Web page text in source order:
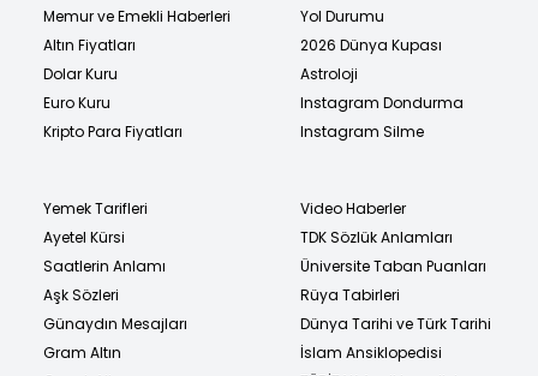
Memur ve Emekli Haberleri
Altın Fiyatları
Dolar Kuru
Euro Kuru
Kripto Para Fiyatları
Yol Durumu
2026 Dünya Kupası
Astroloji
Instagram Dondurma
Instagram Silme
Yemek Tarifleri
Ayetel Kürsi
Saatlerin Anlamı
Aşk Sözleri
Günaydın Mesajları
Gram Altın
Video Haberler
TDK Sözlük Anlamları
Üniversite Taban Puanları
Rüya Tabirleri
Dünya Tarihi ve Türk Tarihi
İslam Ansiklopedisi